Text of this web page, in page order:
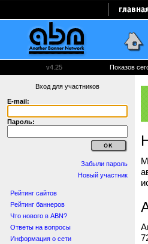
v4.25 Показов
Вход для участников
E-mail:
Пароль:
Забыли пароль
Новый участник
Рейтинг сайтов
Рейтинг баннеров
Что нового в ABN?
Ответы на вопросы
Информация о сети